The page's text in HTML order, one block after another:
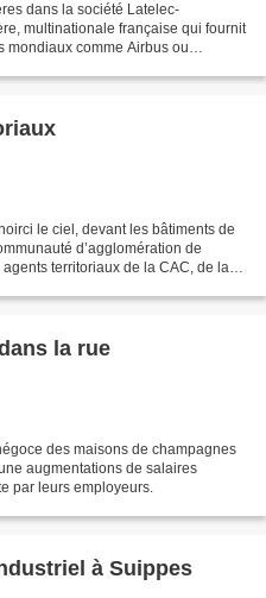
dans la société Latelec-
multinationale française qui fournit
mondiaux comme Airbus ou
le ciel, devant les bâtiments de
d’agglomération de
territoriaux de la CAC, de la
la rue
des maisons de champagnes
augmentations de salaires
par leurs employeurs.
à Suippes